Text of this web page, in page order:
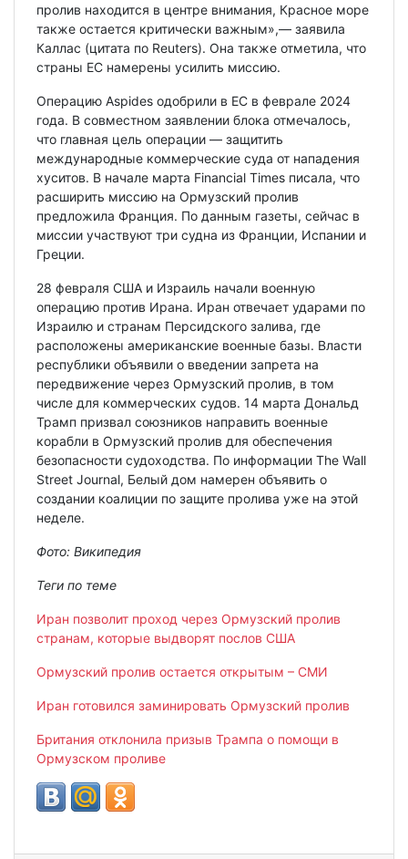
пролив находится в центре внимания, Красное море
также остается критически важным»,— заявила
Каллас (цитата по Reuters). Она также отметила, что
страны ЕС намерены усилить миссию.
Операцию Aspides одобрили в ЕС в феврале 2024
года. В совместном заявлении блока отмечалось,
что главная цель операции — защитить
международные коммерческие суда от нападения
хуситов. В начале марта Financial Times писала, что
расширить миссию на Ормузский пролив
предложила Франция. По данным газеты, сейчас в
миссии участвуют три судна из Франции, Испании и
Греции.
28 февраля США и Израиль начали военную
операцию против Ирана. Иран отвечает ударами по
Израилю и странам Персидского залива, где
расположены американские военные базы. Власти
республики объявили о введении запрета на
передвижение через Ормузский пролив, в том
числе для коммерческих судов. 14 марта Дональд
Трамп призвал союзников направить военные
корабли в Ормузский пролив для обеспечения
безопасности судоходства. По информации The Wall
Street Journal, Белый дом намерен объявить о
создании коалиции по защите пролива уже на этой
неделе.
Фото: Википедия
Теги по теме
​​Иран позволит проход через Ормузский пролив
странам, которые выдворят послов США
Ормузский пролив остается открытым – СМИ
Иран готовился заминировать Ормузский пролив
Британия отклонила призыв Трампа о помощи в
Ормузском проливе